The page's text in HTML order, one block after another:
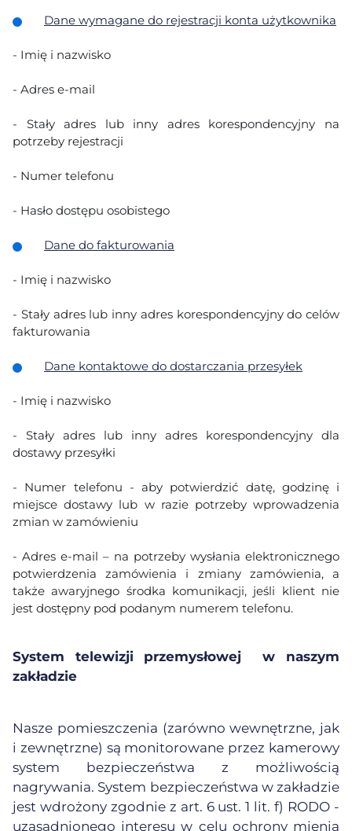
Dane wymagane do rejestracji konta użytkownika
- Imię i nazwisko
- Adres e-mail
- Stały adres lub inny adres korespondencyjny na
potrzeby rejestracji
- Numer telefonu
- Hasło dostępu osobistego
Dane do fakturowania
- Imię i nazwisko
- Stały adres lub inny adres korespondencyjny do celów
fakturowania
Dane kontaktowe do dostarczania przesyłek
- Imię i nazwisko
- Stały adres lub inny adres korespondencyjny dla
dostawy przesyłki
- Numer telefonu - aby potwierdzić datę, godzinę i
miejsce dostawy lub w razie potrzeby wprowadzenia
zmian w zamówieniu
- Adres e-mail – na potrzeby wysłania elektronicznego
potwierdzenia zamówienia i zmiany zamówienia, a
także awaryjnego środka komunikacji, jeśli klient nie
jest dostępny pod podanym numerem telefonu.
System telewizji przemysłowej w naszym
zakładzie
Nasze pomieszczenia (zarówno wewnętrzne, jak
i zewnętrzne) są monitorowane przez kamerowy
system bezpieczeństwa z możliwością
nagrywania. System bezpieczeństwa w zakładzie
jest wdrożony zgodnie z art. 6 ust. 1 lit. f) RODO -
uzasadnionego interesu w celu ochrony mienia